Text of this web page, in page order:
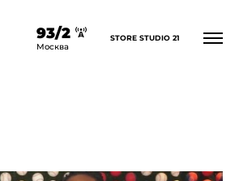
93/2
Москва
STORE STUDIO 21